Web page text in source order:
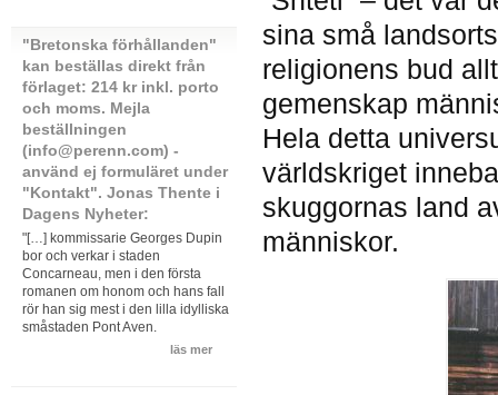
sina små
religionens bud
gemenskap
Hela detta
världskriget
skuggornas land
människor.
"Bretonska förhållanden"
kan beställas direkt från
förlaget: 214 kr inkl. porto
och moms. Mejla
beställningen
(info@perenn.com) -
använd ej formuläret under
"Kontakt". Jonas Thente i
Dagens Nyheter:
"[…] kommissarie Georges Dupin
bor och verkar i staden
Concarneau, men i den första
romanen om honom och hans fall
rör han sig mest i den lilla idylliska
småstaden Pont Aven.
läs mer